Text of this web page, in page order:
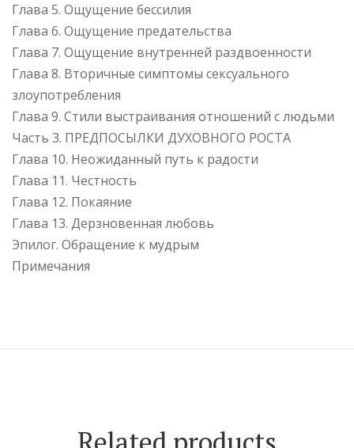
Глава 5. Ощущение бессилия
Глава 6. Ощущение предательства
Глава 7. Ощущение внутренней раздвоенности
Глава 8. Вторичные симптомы сексуального
злоупотребления
Глава 9. Стили выстраивания отношений с людьми
Часть 3. ПРЕДПОСЫЛКИ ДУХОВНОГО РОСТА
Глава 10. Неожиданный путь к радости
Глава 11. Честность
Глава 12. Покаяние
Глава 13. Дерзновенная любовь
Эпилог. Обращение к мудрым
Примечания